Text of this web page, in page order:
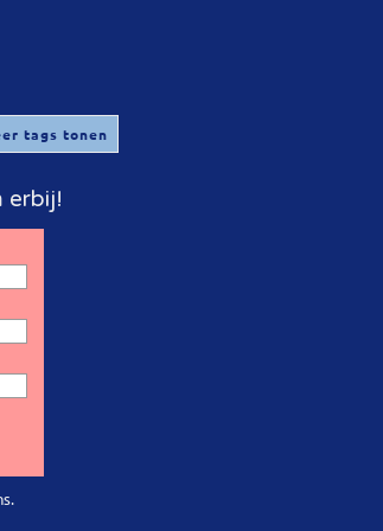
tags tonen
erbij!